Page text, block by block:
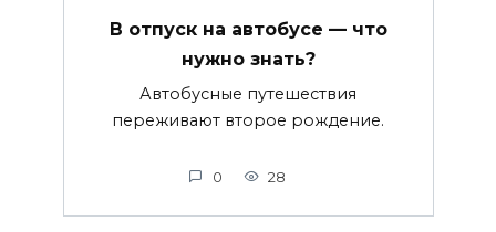
В отпуск на автобусе — что
нужно знать?
Автобусные путешествия
переживают второе рождение.
0 28